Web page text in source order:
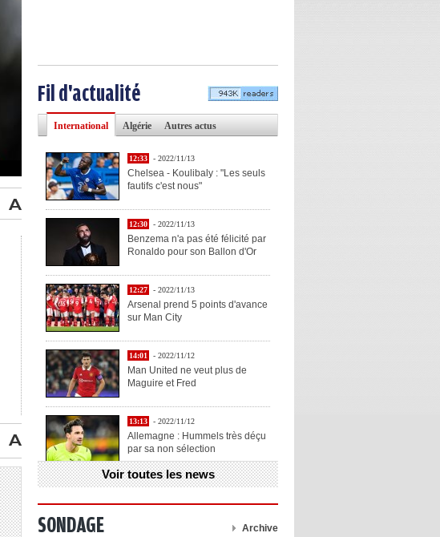
Fil d'actualité
International Algérie Autres actus
12:33 - 2022/11/13
Chelsea - Koulibaly : "Les seuls
fautifs c'est nous"
12:30 - 2022/11/13
Benzema n'a pas été félicité par
Ronaldo pour son Ballon d'Or
12:27 - 2022/11/13
Arsenal prend 5 points d'avance
sur Man City
14:01 - 2022/11/12
Man United ne veut plus de
Maguire et Fred
13:13 - 2022/11/12
Allemagne : Hummels très déçu
par sa non sélection
13:11 - 2022/11/12
Henry explique la chose qu'il
Voir toutes les news
SONDAGE Archive